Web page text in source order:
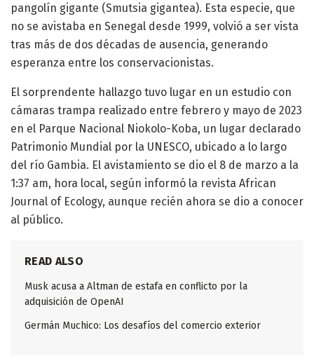
pangolín gigante (Smutsia gigantea). Esta especie, que
no se avistaba en Senegal desde 1999, volvió a ser vista
tras más de dos décadas de ausencia, generando
esperanza entre los conservacionistas.
El sorprendente hallazgo tuvo lugar en un estudio con
cámaras trampa realizado entre febrero y mayo de 2023
en el Parque Nacional Niokolo-Koba, un lugar declarado
Patrimonio Mundial por la UNESCO, ubicado a lo largo
del río Gambia. El avistamiento se dio el 8 de marzo a la
1:37 am, hora local, según informó la revista African
Journal of Ecology, aunque recién ahora se dio a conocer
al público.
READ ALSO
Musk acusa a Altman de estafa en conflicto por la
adquisición de OpenAI
Germán Muchico: Los desafíos del comercio exterior